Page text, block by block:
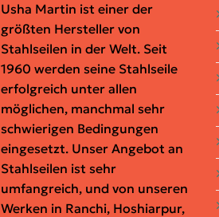
Usha Martin ist einer der
größten Hersteller von
Stahlseilen in der Welt. Seit
1960 werden seine Stahlseile
erfolgreich unter allen
möglichen, manchmal sehr
schwierigen Bedingungen
eingesetzt. Unser Angebot an
Stahlseilen ist sehr
umfangreich, und von unseren
Werken in Ranchi, Hoshiarpur,